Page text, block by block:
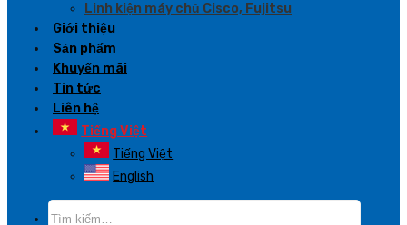
Linh kiện máy chủ Cisco, Fujitsu
Giới thiệu
Sản phẩm
Khuyến mãi
Tin tức
Liên hệ
Tiếng Việt
Tiếng Việt
English